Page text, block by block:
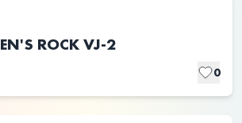
ROCK VJ-2
0